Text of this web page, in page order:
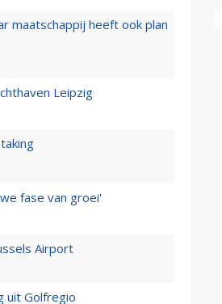
maatschappij heeft ook plan
Leipzig
fase van groei'
Airport
uit Golfregio